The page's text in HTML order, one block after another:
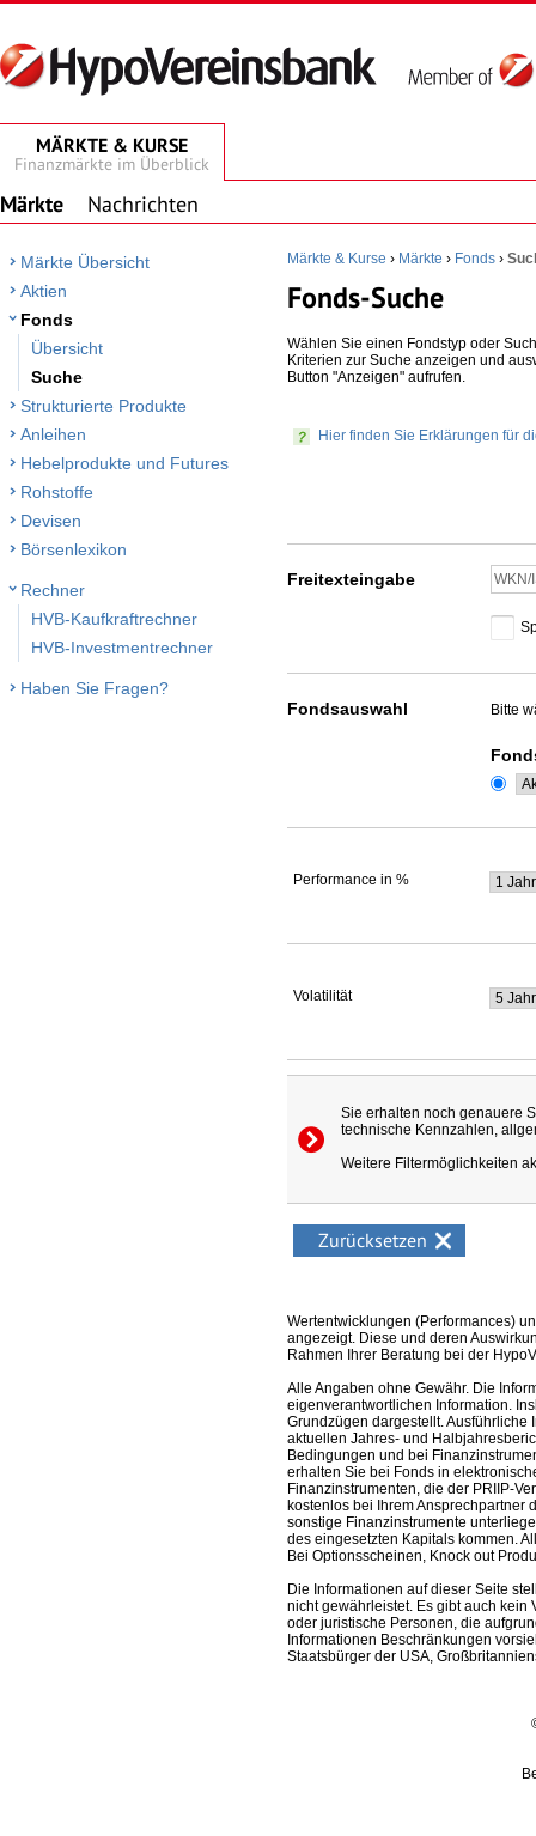
MÄRKTE & KURSE
Finanzmärkte im Überblick
Märkte Nachrichten
Märkte Übersicht
Aktien
Fonds
Übersicht
Suche
Strukturierte Produkte
Anleihen
Hebelprodukte und Futures
Rohstoffe
Devisen
Börsenlexikon
Rechner
HVB-Kaufkraftrechner
HVB-Investmentrechner
Haben Sie Fragen?
Märkte & Kurse › Märkte › Fonds ›
Fonds-Suche
Wählen Sie einen Fondstyp oder
Kriterien zur Suche anzeigen und
Button "Anzeigen" aufrufen.
Hier finden Sie Erklärungen für
Freitexteingabe
Fondsauswahl Bitte
Performance in %
Volatilität
Sie erhalten noch genauere
technische Kennzahlen,
Weitere Filtermöglichkeiten
Zurücksetzen
Wertentwicklungen (Performances)
angezeigt. Diese und deren
Rahmen Ihrer Beratung bei der
Alle Angaben ohne Gewähr. Die
eigenverantwortlichen Information.
Grundzügen dargestellt.
aktuellen Jahres- und
Bedingungen und bei
erhalten Sie bei Fonds in
Finanzinstrumenten, die der PRIIP-
kostenlos bei Ihrem Ansprechpartner
sonstige Finanzinstrumente
des eingesetzten Kapitals kommen.
Bei Optionsscheinen, Knock out
Die Informationen auf dieser Seite
nicht gewährleistet. Es gibt auch kein
oder juristische Personen, die
Informationen Beschränkungen
Staatsbürger der USA,